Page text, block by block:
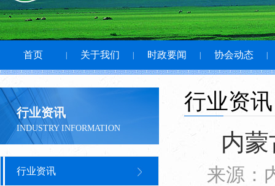
首页 关于我们 时政要闻 协会动态
行业资讯
INDUSTRY INFORMATION
行业资讯
行业资讯
内
来源：